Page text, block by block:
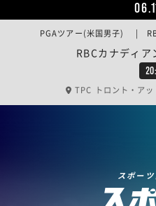
RBCカナディア
PGAツアー(米国男子) |
TPC トロント・ア
スポー